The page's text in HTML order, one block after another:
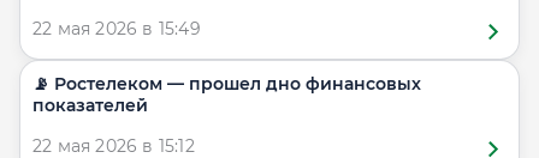
22 мая 2026 в 15:49
📡 Ростелеком — прошел дно финансовых
показателей
22 мая 2026 в 15:12